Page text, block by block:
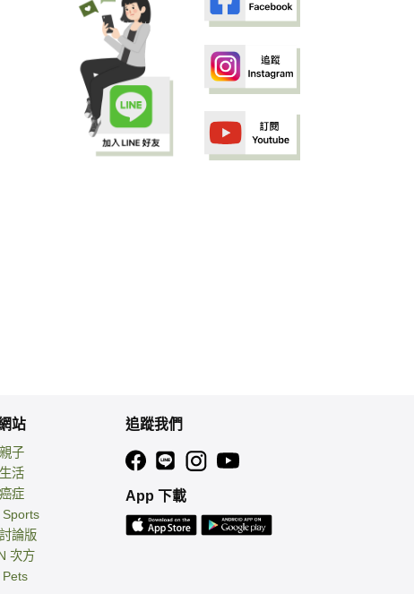
站
子
活
症
Sports
論版
次方
Pets
追蹤我們
App 下載